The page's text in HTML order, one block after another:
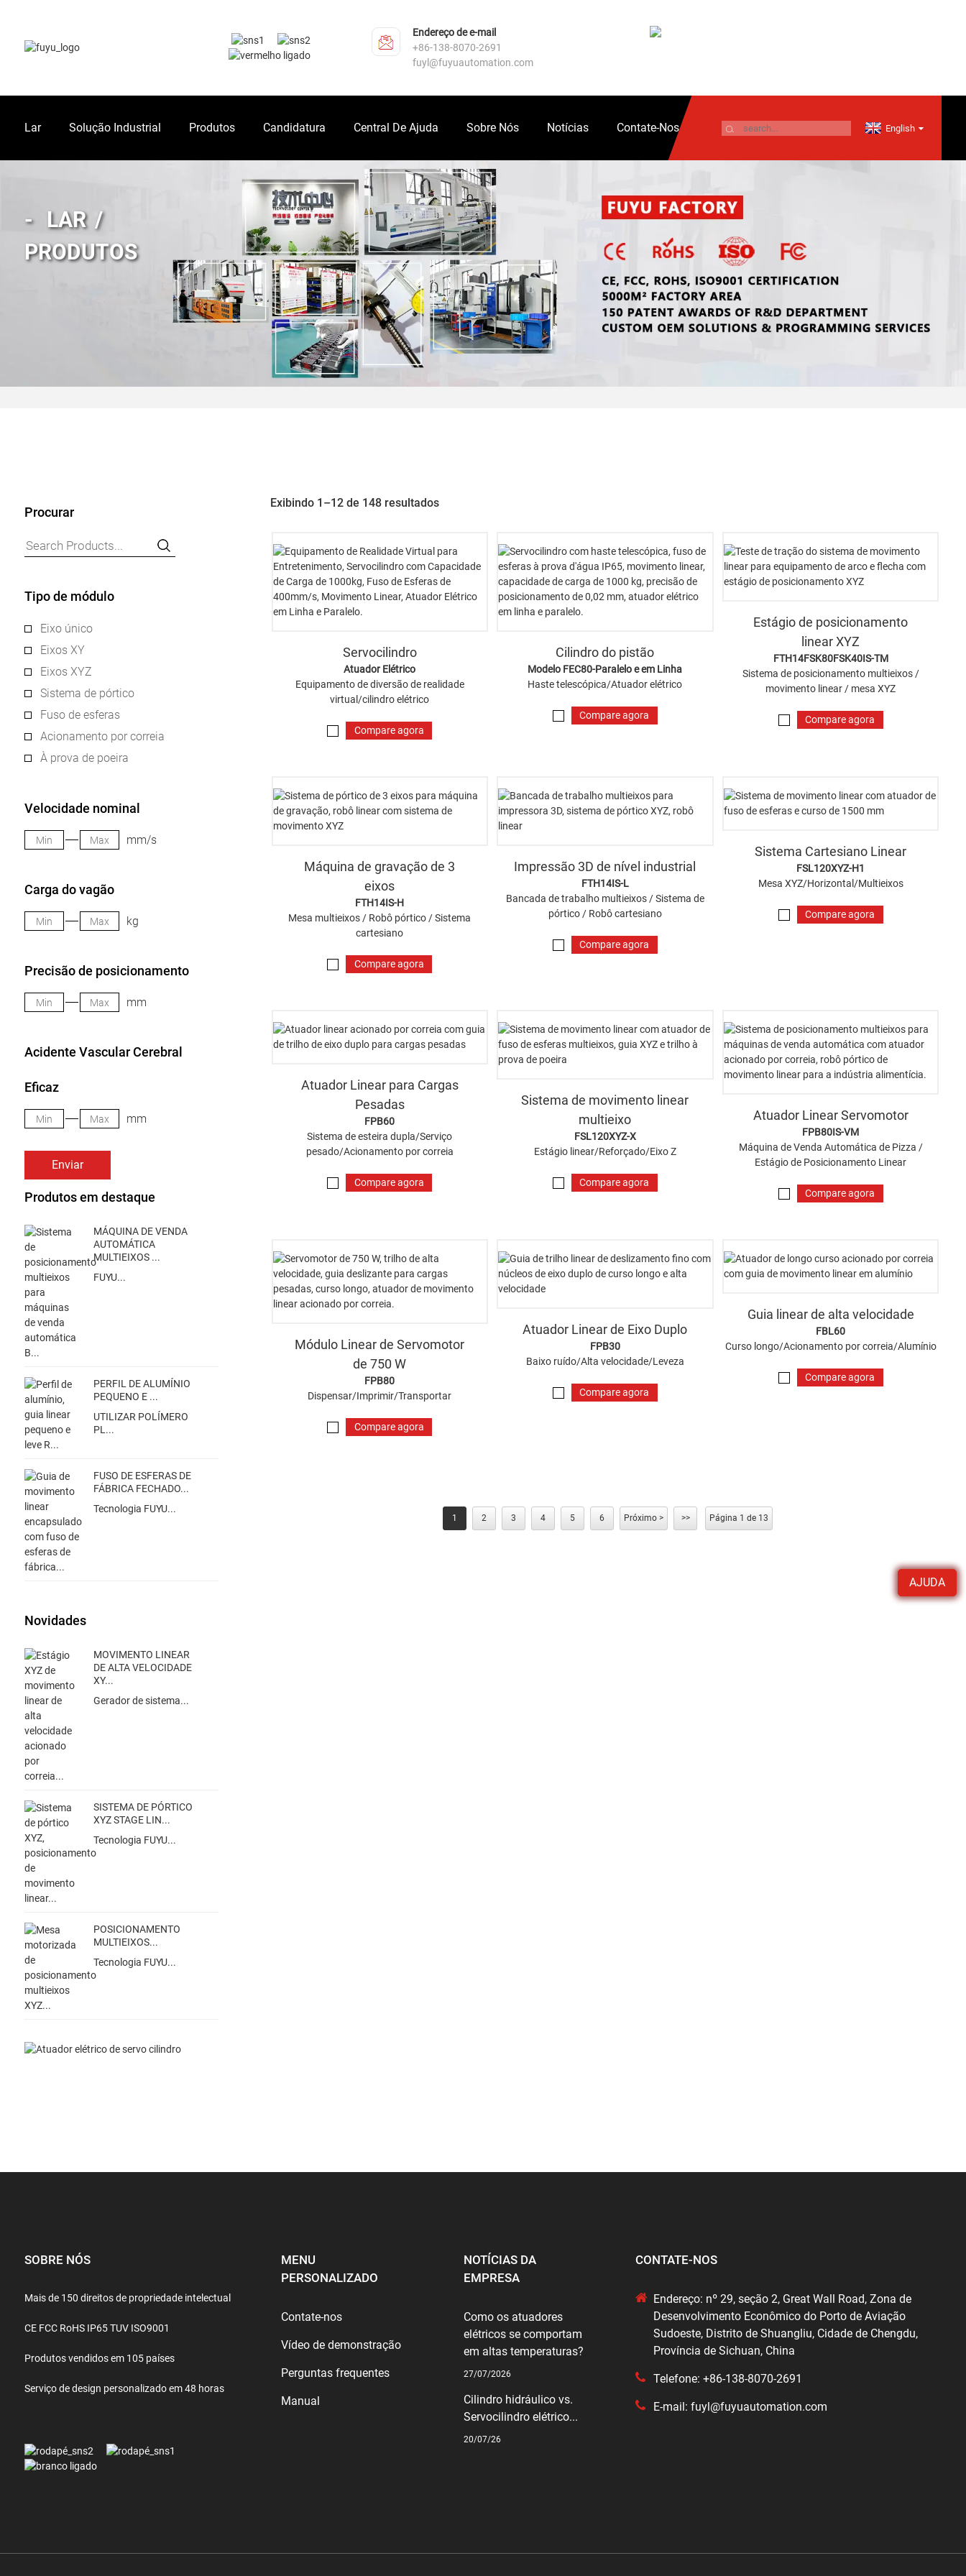
AJUDA
Endereço de e-mail
+86-138-8070-2691
fuyl@fuyuautomation.com
Lar Solução Industrial Produtos Candidatura Central De Ajuda Sobre Nós Notícias Contate-Nos English
LAR
PRODUTOS
Procurar
Tipo de módulo
Eixo único
Eixos XY
Eixos XYZ
Sistema de pórtico
Fuso de esferas
Acionamento por correia
À prova de poeira
Velocidade nominal
mm/s
Carga do vagão
kg
Precisão de posicionamento
mm
Acidente Vascular Cerebral
Eficaz
mm
Enviar
Produtos em destaque
MÁQUINA DE VENDA
AUTOMÁTICA
MULTIEIXOS ...
FUYU...
PERFIL DE ALUMÍNIO
PEQUENO E ...
UTILIZAR POLÍMERO
PL...
FUSO DE ESFERAS DE
FÁBRICA FECHADO...
Tecnologia FUYU...
Novidades
MOVIMENTO LINEAR
DE ALTA VELOCIDADE
XY...
Gerador de sistema...
SISTEMA DE PÓRTICO
XYZ STAGE LIN...
Tecnologia FUYU...
POSICIONAMENTO
MULTIEIXOS...
Tecnologia FUYU...
Exibindo 1–12 de 148 resultados
Servocilindro
Atuador Elétrico
Equipamento de diversão de realidade
virtual/cilindro elétrico
Compare agora
Cilindro do pistão
Modelo FEC80-Paralelo e em Linha
Haste telescópica/Atuador elétrico
Compare agora
Estágio de posicionamento
linear XYZ
FTH14FSK80FSK40IS-TM
Sistema de posicionamento multieixos /
movimento linear / mesa XYZ
Compare agora
Máquina de gravação de 3
eixos
FTH14IS-H
Mesa multieixos / Robô pórtico / Sistema
cartesiano
Compare agora
Impressão 3D de nível industrial
FTH14IS-L
Bancada de trabalho multieixos / Sistema de
pórtico / Robô cartesiano
Compare agora
Sistema Cartesiano Linear
FSL120XYZ-H1
Mesa XYZ/Horizontal/Multieixos
Compare agora
Atuador Linear para Cargas
Pesadas
FPB60
Sistema de esteira dupla/Serviço
pesado/Acionamento por correia
Compare agora
Sistema de movimento linear
multieixo
FSL120XYZ-X
Estágio linear/Reforçado/Eixo Z
Compare agora
Atuador Linear Servomotor
FPB80IS-VM
Máquina de Venda Automática de Pizza /
Estágio de Posicionamento Linear
Compare agora
Módulo Linear de Servomotor
de 750 W
FPB80
Dispensar/Imprimir/Transportar
Compare agora
Atuador Linear de Eixo Duplo
FPB30
Baixo ruído/Alta velocidade/Leveza
Compare agora
Guia linear de alta velocidade
FBL60
Curso longo/Acionamento por correia/Alumínio
Compare agora
1 2 3 4 5 6 Próximo > >> Página 1 de 13
SOBRE NÓS
Mais de 150 direitos de propriedade intelectual
CE FCC RoHS IP65 TUV ISO9001
Produtos vendidos em 105 países
Serviço de design personalizado em 48 horas
MENU
PERSONALIZADO
Contate-nos
Vídeo de demonstração
Perguntas frequentes
Manual
NOTÍCIAS DA
EMPRESA
Como os atuadores
elétricos se comportam
em altas temperaturas?
27/07/2026
Cilindro hidráulico vs.
Servocilindro elétrico...
20/07/26
CONTATE-NOS
Endereço: nº 29, seção 2, Great Wall Road, Zona de
Desenvolvimento Econômico do Porto de Aviação
Sudoeste, Distrito de Shuangliu, Cidade de Chengdu,
Província de Sichuan, China
Telefone: +86-138-8070-2691
E-mail: fuyl@fuyuautomation.com